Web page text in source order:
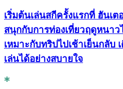
เริ่มต้นเล่นสกีครั้งแรกที่ ฮันเต
สนุกกับการท่องเที่ยวฤดูหนา
เหมาะกับทริปไปเช้าเย็นกลับ
เล่นได้อย่างสบายใจ